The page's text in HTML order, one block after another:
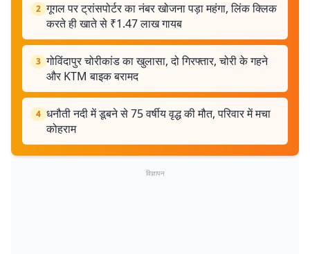
2 गूगल पर ट्रांसपोर्टर का नंबर खोजना पड़ा महंगा, लिंक क्लिक
करते ही खाते से ₹1.47 लाख गायब
3 गोविंदापुर चोरीकांड का खुलासा, दो गिरफ्तार, चोरी के गहने
और KTM बाइक बरामद
4 धनौती नदी में डूबने से 75 वर्षीय वृद्ध की मौत, परिवार में मचा
कोहराम
विज्ञापन